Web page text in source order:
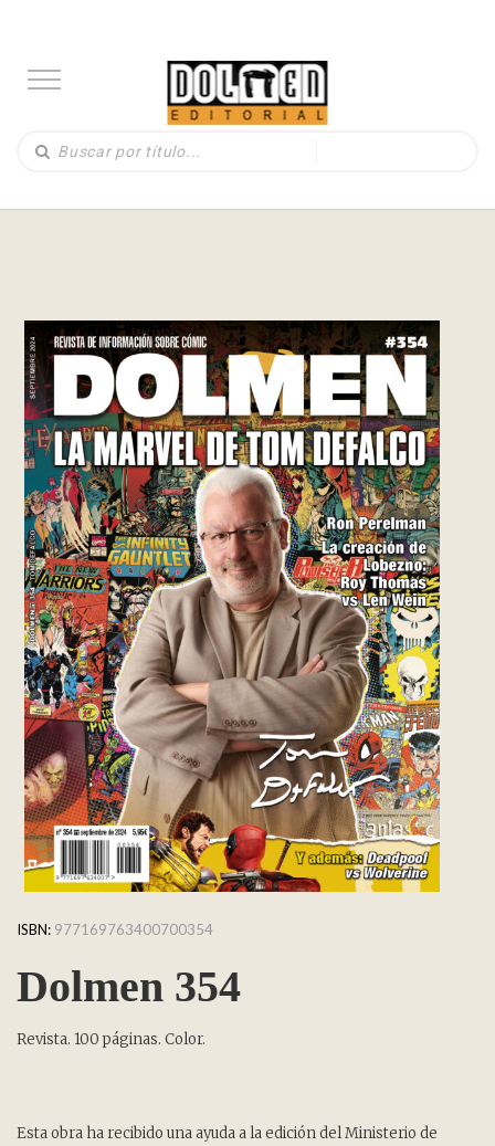
ISBN: 977169763400700354
Dolmen 354
Revista. 100 páginas. Color.
Esta obra ha recibido una ayuda a la edición del Ministerio de